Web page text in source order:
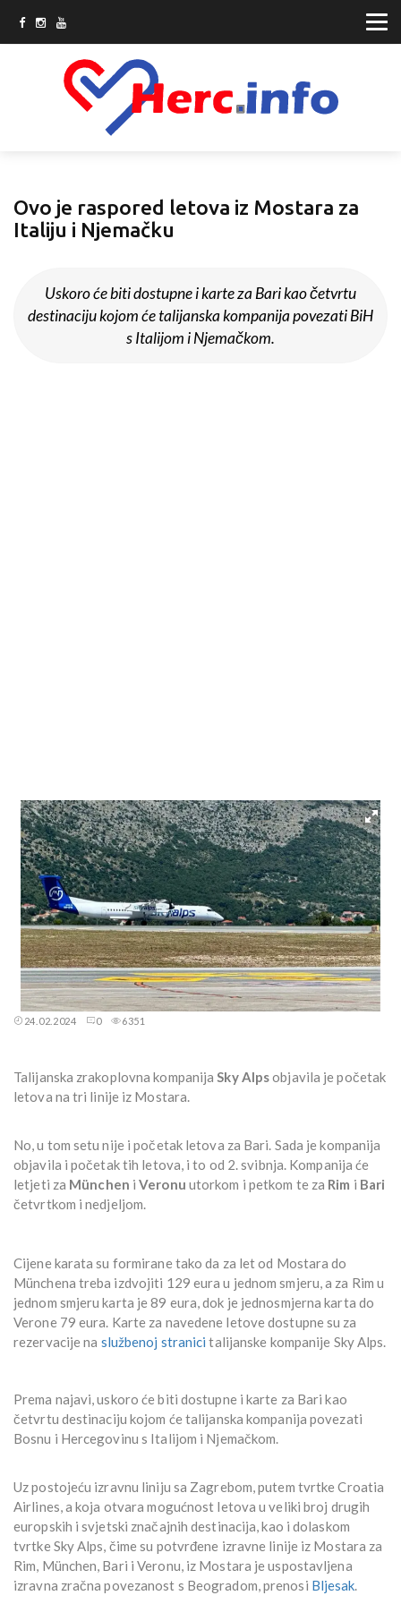
Ovo je raspored letova iz Mostara za
Italiju i Njemačku
Uskoro će biti dostupne i karte za Bari kao četvrtu
destinaciju kojom će talijanska kompanija povezati BiH
s Italijom i Njemačkom.
24.02.2024 0 6351
Talijanska zrakoplovna kompanijaSky Alpsobjavila je početak
letova na tri linije iz Mostara.
No, u tom setu nije i početak letova za Bari. Sada je kompanija
objavila i početak tih letova, i to od 2. svibnja. Kompanija će
letjeti za München iVeronu utorkom i petkom te za Rim i Bari
četvrtkom i nedjeljom.
Cijene karata su formirane tako da za let od Mostara do
Münchena treba izdvojiti 129 eura u jednom smjeru, a za Rim u
jednom smjeru karta je 89 eura, dok je jednosmjerna karta do
Verone 79 eura. Karte za navedene letove dostupne su za
rezervacije na službenoj stranici talijanske kompanije Sky Alps.
Prema najavi, uskoro će biti dostupne i karte za Bari kao
četvrtu destinaciju kojom će talijanska kompanija povezati
Bosnu i Hercegovinu s Italijom i Njemačkom.
Uz postojeću izravnu liniju sa Zagrebom, putem tvrtke Croatia
Airlines, a koja otvara mogućnost letova u veliki broj drugih
europskih i svjetski značajnih destinacija, kao i dolaskom
tvrtke Sky Alps, čime su potvrđene izravne linije iz Mostara za
Rim, München, Bari i Veronu, iz Mostara je uspostavljena
izravna zračna povezanost s Beogradom, prenosi Bljesak.